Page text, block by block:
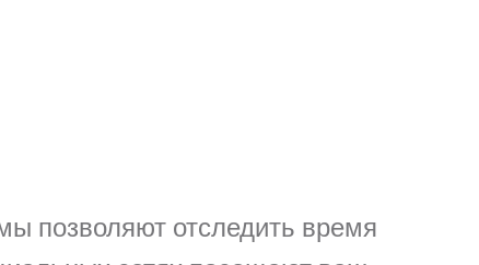
позволяют отследить время